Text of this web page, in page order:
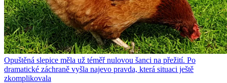
Opuštěná slepice měla už téměř nulovou šanci na přežití. Po
dramatické záchraně vyšla najevo pravda, která situaci ještě
zkomplikovala